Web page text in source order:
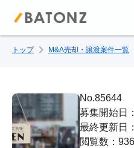
トップページ
M&A案件一覧
売りたい方へ
トップ M&A売却・譲渡案件一覧
No.85644
募集開始日
最終更新日
閲覧数：936